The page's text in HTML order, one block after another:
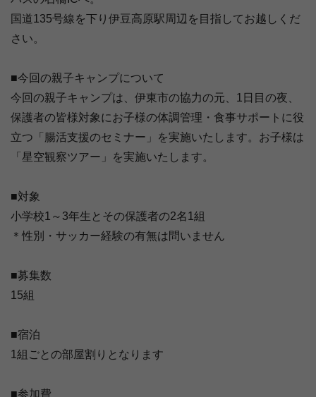
国道135号線を下り伊豆高原駅周辺を目指してお越しくだ
さい。
■今回の親子キャンプについて
今回の親子キャンプは、伊東市の協力の元、1日目の夜、
保護者の皆様対象にお子様の体調管理・食事サポートに役
立つ「腸活支援のセミナー」を実施いたします。お子様は
「星空観察ツアー」を実施いたします。
■対象
小学校1～3年生とその保護者の2名1組
＊性別・サッカー経験の有無は問いません
■募集数
15組
■宿泊
1組ごとの部屋割りとなります
■参加費